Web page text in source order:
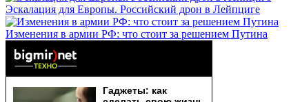
Эскалация для Европы. Российский дрон в Лейпциге
Изменения в армии РФ: что стоит за решением Путина